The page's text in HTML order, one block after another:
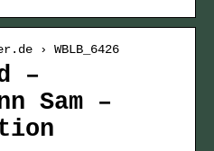
› WBLB_6426
–
Sam –